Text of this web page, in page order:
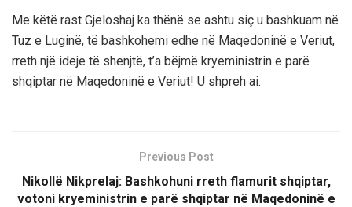
Me këtë rast Gjeloshaj ka thënë se ashtu siç u bashkuam në
Tuz e Luginë, të bashkohemi edhe në Maqedoninë e Veriut,
rreth një ideje të shenjtë, t’a bëjmë kryeministrin e parë
shqiptar në Maqedoninë e Veriut! U shpreh ai.
Previous Post
Nikollë Nikprelaj: Bashkohuni rreth flamurit shqiptar,
votoni kryeministrin e parë shqiptar në Maqedoninë e